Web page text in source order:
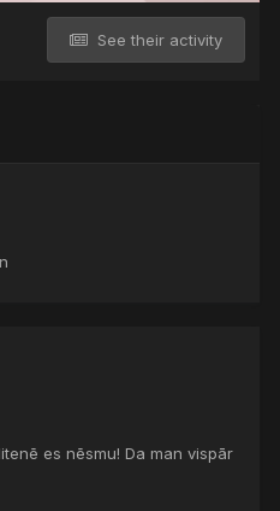
See their activity
es nēsmu! Da man vispār